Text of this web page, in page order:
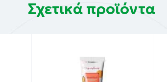
Σχετικά προϊόντα